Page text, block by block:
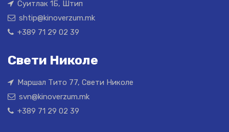
Суитлак 1Б, Штип
shtip@kinoverzum.mk
+389 71 29 02 39
Свети Николе
Маршал Тито 77, Свети Николе
svn@kinoverzum.mk
+389 71 29 02 39